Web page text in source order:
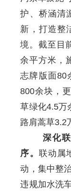
护、桥涵清
新，打造整
境。截至目
余平方米，
志牌版面80
800余块，
草绿化4.5万
路肩蒿草3.2
深化
序。 联动属
动，集中整
违规加水洗